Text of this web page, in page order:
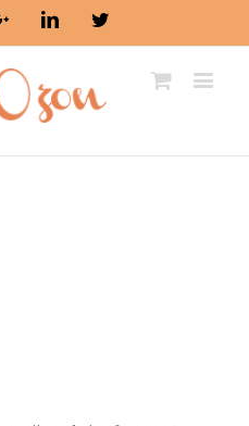
Google+LinkedinTwitter